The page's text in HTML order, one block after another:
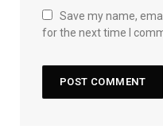
Save my name,
for the next time I